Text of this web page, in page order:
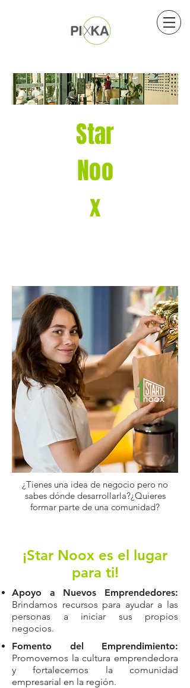
Star
Noo
x
¿Tienes una idea de negocio pero no
sabes dónde desarrollarla?¿Quieres
formar parte de una comunidad?
¡Star Noox es el lugar
para ti!
Apoyo a Nuevos Emprendedores:
Brindamos recursos para ayudar a las
personas a iniciar sus propios
negocios.
Fomento del Emprendimiento:
Promovemos la cultura emprendedora
y fortalecemos la comunidad
empresarial en la región.